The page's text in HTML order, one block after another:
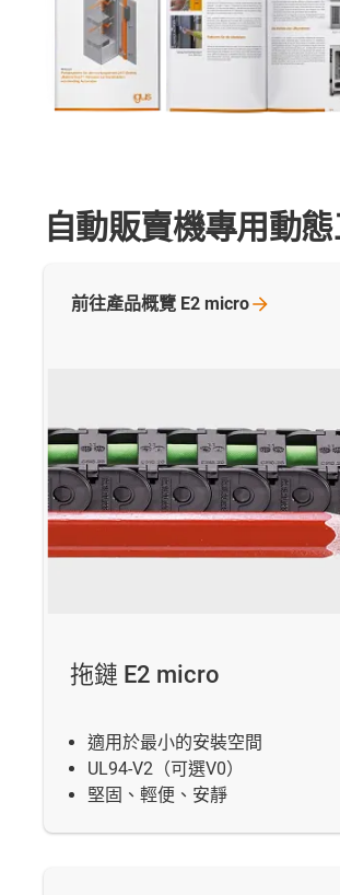
自動販賣機專用動
拖鏈 E2 micro
適用於最小的安裝空間
UL94-V2（可選V0）
堅固、輕便、安靜
前往產品概覽 E2 micro